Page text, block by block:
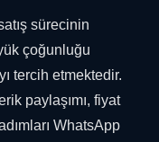
sürecinin
çoğunluğu
tercih etmektedir.
paylaşımı, fiyat
WhatsApp